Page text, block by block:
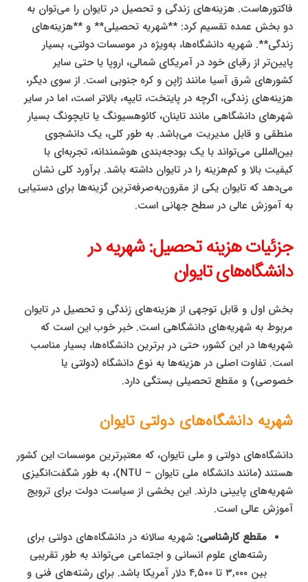
فاکتورهاست. هزینه‌های زندگی و تحصیل در تایوان را می‌توان به
دو بخش عمده تقسیم کرد: **شهریه تحصیلی** و **هزینه‌های
زندگی**. شهریه دانشگاه‌ها، به‌ویژه در موسسات دولتی، بسیار
پایین‌تر از رقبای خود در آمریکای شمالی، اروپا یا حتی سایر
کشورهای شرق آسیا مانند ژاپن و کره جنوبی است. از سوی دیگر،
هزینه‌های زندگی، اگرچه در پایتخت، تایپه، بالاتر است، اما در سایر
شهرهای دانشگاهی مانند تاینان، کائوهسیونگ یا تایچونگ بسیار
منطقی و قابل مدیریت می‌باشد. به طور کلی، یک دانشجوی
بین‌المللی می‌تواند با یک بودجه‌بندی هوشمندانه، تجربه‌ای با
کیفیت بالا و کم‌هزینه را در تایوان داشته باشد. برآورد کلی نشان
می‌دهد که تایوان یکی از مقرون‌به‌صرفه‌ترین گزینه‌ها برای دستیابی
به آموزش عالی در سطح جهانی است.
جزئیات هزینه تحصیل: شهریه در
دانشگاه‌های تایوان
بخش اول و قابل توجهی از هزینه‌های زندگی و تحصیل در تایوان
مربوط به شهریه‌های دانشگاهی است. خبر خوب این است که
شهریه‌ها در این کشور، حتی در برترین دانشگاه‌ها، بسیار مناسب
است. تفاوت اصلی در هزینه‌ها به نوع دانشگاه (دولتی یا
خصوصی) و مقطع تحصیلی بستگی دارد.
شهریه دانشگاه‌های دولتی تایوان
دانشگاه‌های دولتی و ملی تایوان، که معتبرترین موسسات این کشور
هستند (مانند دانشگاه ملی تایوان – NTU)، به طور شگفت‌انگیزی
شهریه‌های پایینی دارند. این بخشی از سیاست دولت برای ترویج
آموزش عالی است.
مقطع کارشناسی: شهریه سالانه در دانشگاه‌های دولتی برای
رشته‌های علوم انسانی و اجتماعی می‌تواند به طور تقریبی
بین ۳,۰۰۰ تا ۴,۵۰۰ دلار آمریکا باشد. برای رشته‌های فنی و